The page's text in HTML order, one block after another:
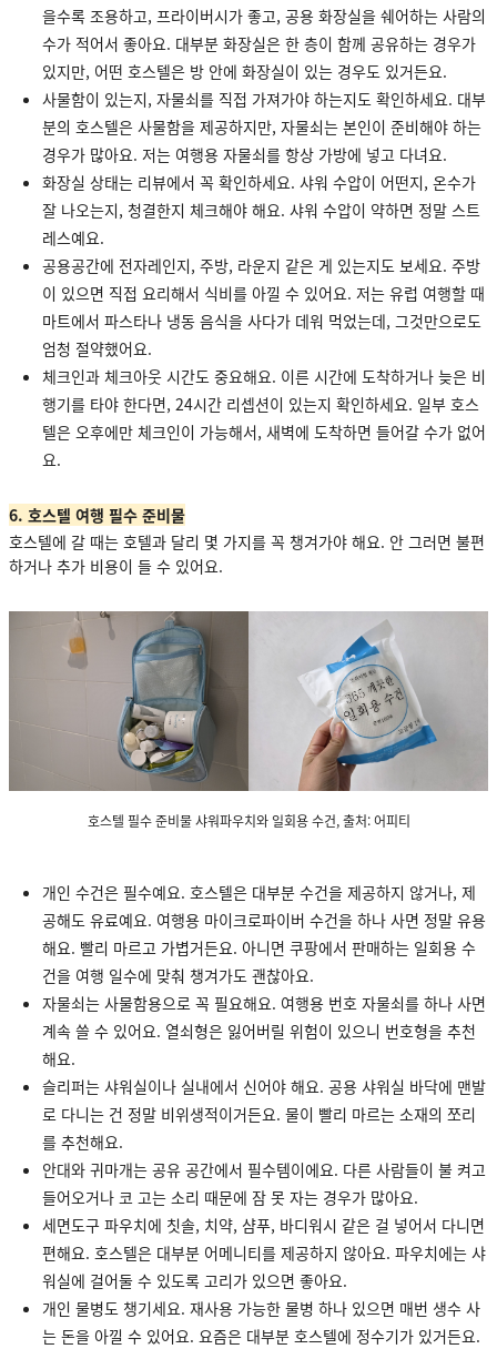
을수록 조용하고, 프라이버시가 좋고, 공용 화장실을 쉐어하는 사람의
수가 적어서 좋아요. 대부분 화장실은 한 층이 함께 공유하는 경우가
있지만, 어떤 호스텔은 방 안에 화장실이 있는 경우도 있거든요.
사물함이 있는지, 자물쇠를 직접 가져가야 하는지도 확인하세요. 대부
분의 호스텔은 사물함을 제공하지만, 자물쇠는 본인이 준비해야 하는
경우가 많아요. 저는 여행용 자물쇠를 항상 가방에 넣고 다녀요.
화장실 상태는 리뷰에서 꼭 확인하세요. 샤워 수압이 어떤지, 온수가
잘 나오는지, 청결한지 체크해야 해요. 샤워 수압이 약하면 정말 스트
레스예요.
공용공간에 전자레인지, 주방, 라운지 같은 게 있는지도 보세요. 주방
이 있으면 직접 요리해서 식비를 아낄 수 있어요. 저는 유럽 여행할 때
마트에서 파스타나 냉동 음식을 사다가 데워 먹었는데, 그것만으로도
엄청 절약했어요.
체크인과 체크아웃 시간도 중요해요. 이른 시간에 도착하거나 늦은 비
행기를 타야 한다면, 24시간 리셉션이 있는지 확인하세요. 일부 호스
텔은 오후에만 체크인이 가능해서, 새벽에 도착하면 들어갈 수가 없어
요.
6. 호스텔 여행 필수 준비물
호스텔에 갈 때는 호텔과 달리 몇 가지를 꼭 챙겨가야 해요. 안 그러면 불편
하거나 추가 비용이 들 수 있어요.
호스텔 필수 준비물 샤워파우치와 일회용 수건, 출처: 어피티
개인 수건은 필수예요. 호스텔은 대부분 수건을 제공하지 않거나, 제
공해도 유료예요. 여행용 마이크로파이버 수건을 하나 사면 정말 유용
해요. 빨리 마르고 가볍거든요. 아니면 쿠팡에서 판매하는 일회용 수
건을 여행 일수에 맞춰 챙겨가도 괜찮아요.
자물쇠는 사물함용으로 꼭 필요해요. 여행용 번호 자물쇠를 하나 사면
계속 쓸 수 있어요. 열쇠형은 잃어버릴 위험이 있으니 번호형을 추천
해요.
슬리퍼는 샤워실이나 실내에서 신어야 해요. 공용 샤워실 바닥에 맨발
로 다니는 건 정말 비위생적이거든요. 물이 빨리 마르는 소재의 쪼리
를 추천해요.
안대와 귀마개는 공유 공간에서 필수템이에요. 다른 사람들이 불 켜고
들어오거나 코 고는 소리 때문에 잠 못 자는 경우가 많아요.
세면도구 파우치에 칫솔, 치약, 샴푸, 바디워시 같은 걸 넣어서 다니면
편해요. 호스텔은 대부분 어메니티를 제공하지 않아요. 파우치에는 샤
워실에 걸어둘 수 있도록 고리가 있으면 좋아요.
개인 물병도 챙기세요. 재사용 가능한 물병 하나 있으면 매번 생수 사
는 돈을 아낄 수 있어요. 요즘은 대부분 호스텔에 정수기가 있거든요.